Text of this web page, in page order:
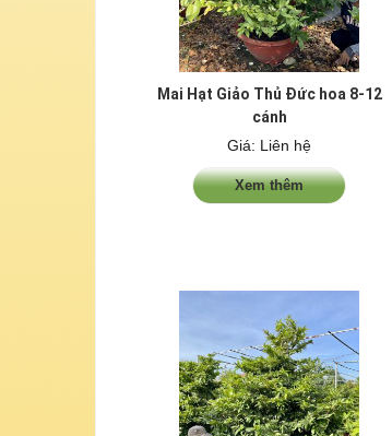
Mai Hạt Giảo Thủ Đức hoa 8-12
cánh
Giá: Liên hệ
Xem thêm